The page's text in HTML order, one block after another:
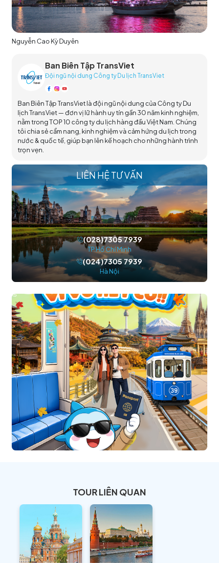
Nguyễn Cao Kỳ Duyên
Ban Biên Tập TransViet
Đội ngũ nội dung Công ty Du lịch TransViet
Ban Biên Tập TransViet là đội ngũ nội dung của Công ty Du
lịch TransViet — đơn vị lữ hành uy tín gần 30 năm kinh nghiệm,
nằm trong TOP 10 công ty du lịch hàng đầu Việt Nam. Chúng
tôi chia sẻ cẩm nang, kinh nghiệm và cảm hứng du lịch trong
nước & quốc tế, giúp bạn lên kế hoạch cho những hành trình
trọn vẹn.
LIÊN HỆ TƯ VẤN
(028)7305 7939
TP.Hồ Chí Minh
(024)7305 7939
Hà Nội
TOUR LIÊN QUAN